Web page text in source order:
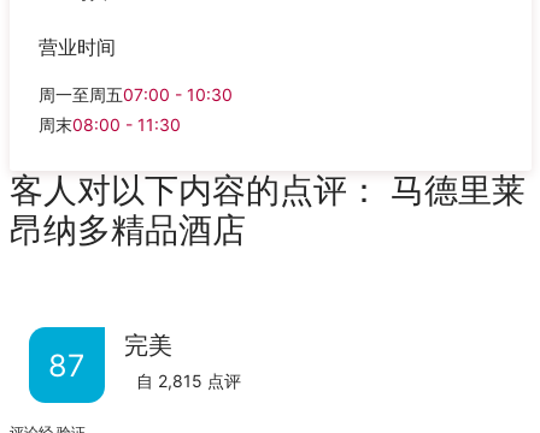
营业时间
周一至周五07:00 - 10:30
周末08:00 - 11:30
客人对以下内容的点评： 马德里莱
昂纳多精品酒店
87
完美
自 2,815 点评